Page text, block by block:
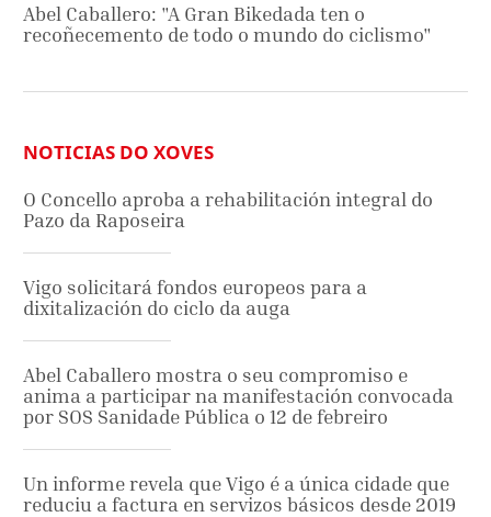
Abel Caballero: "A Gran Bikedada ten o
recoñecemento de todo o mundo do ciclismo"
NOTICIAS DO XOVES
O Concello aproba a rehabilitación integral do
Pazo da Raposeira
Vigo solicitará fondos europeos para a
dixitalización do ciclo da auga
Abel Caballero mostra o seu compromiso e
anima a participar na manifestación convocada
por SOS Sanidade Pública o 12 de febreiro
Un informe revela que Vigo é a única cidade que
reduciu a factura en servizos básicos desde 2019